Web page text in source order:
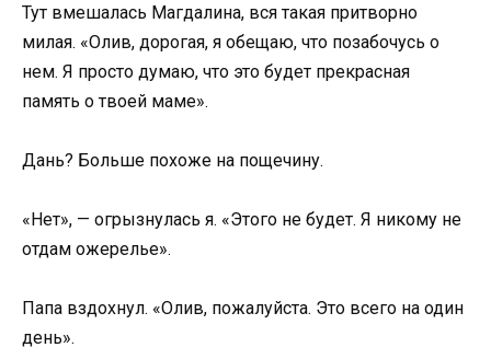
Тут вмешалась Магдалина, вся такая притворно
милая. «Олив, дорогая, я обещаю, что позабочусь о
нем. Я просто думаю, что это будет прекрасная
память о твоей маме».
Дань? Больше похоже на пощечину.
«Нет», — огрызнулась я. «Этого не будет. Я никому не
отдам ожерелье».
Папа вздохнул. «Олив, пожалуйста. Это всего на один
день».